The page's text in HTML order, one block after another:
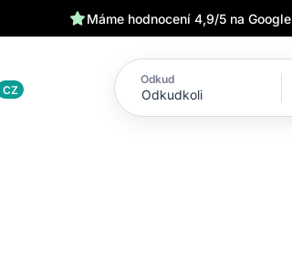
Máme hodnocení 4,9/5 na Google
CZ
Odkud